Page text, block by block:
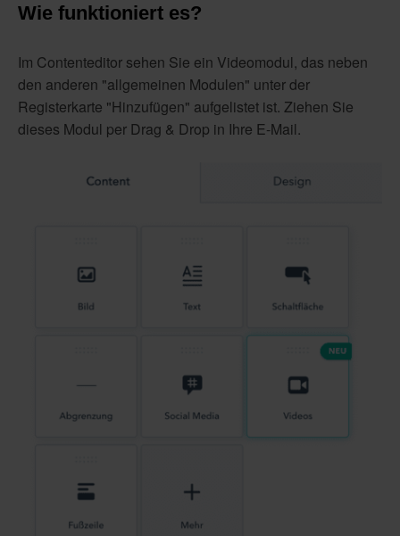
Wie funktioniert es?
Im Contenteditor sehen Sie ein Videomodul, das neben
den anderen "allgemeinen Modulen" unter der
Registerkarte "Hinzufügen" aufgelistet ist. Ziehen Sie
dieses Modul per Drag & Drop in Ihre E-Mail.